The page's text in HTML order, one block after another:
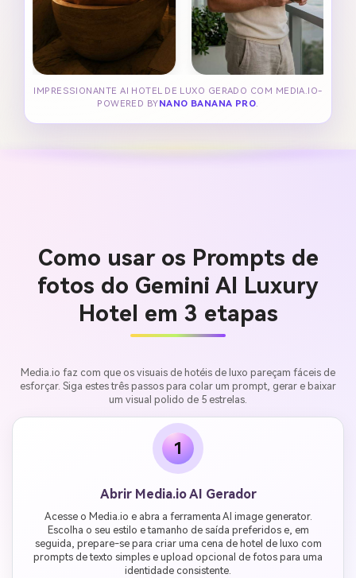
IMPRESSIONANTE AI HOTEL DE LUXO GERADO COM MEDIA.IO-
POWERED BY NANO BANANA PRO.
Como usar os Prompts de
fotos do Gemini AI Luxury
Hotel em 3 etapas
Media.io faz com que os visuais de hotéis de luxo pareçam fáceis de
esforçar. Siga estes três passos para colar um prompt, gerar e baixar
um visual polido de 5 estrelas.
1
Abrir Media.io AI Gerador
Acesse o Media.io e abra a ferramenta AI image generator.
Escolha o seu estilo e tamanho de saída preferidos e, em
seguida, prepare-se para criar uma cena de hotel de luxo com
prompts de texto simples e upload opcional de fotos para uma
identidade consistente.